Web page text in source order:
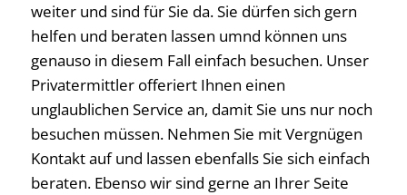
weiter und sind für Sie da. Sie dürfen sich gern
helfen und beraten lassen umnd können uns
genauso in diesem Fall einfach besuchen. Unser
Privatermittler offeriert Ihnen einen
unglaublichen Service an, damit Sie uns nur noch
besuchen müssen. Nehmen Sie mit Vergnügen
Kontakt auf und lassen ebenfalls Sie sich einfach
beraten. Ebenso wir sind gerne an Ihrer Seite